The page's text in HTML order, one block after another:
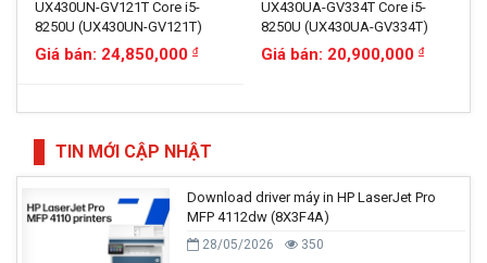
UX430UN-GV121T Core i5-
8250U (UX430UN-GV121T)
Giá bán: 24,850,000 đ
UX430UA-GV334T Core i5-
8250U (UX430UA-GV334T)
Giá bán: 20,900,000 đ
TIN MỚI CẬP NHẬT
Download driver máy in HP LaserJet Pro
MFP 4112dw (8X3F4A)
28/05/2026 350